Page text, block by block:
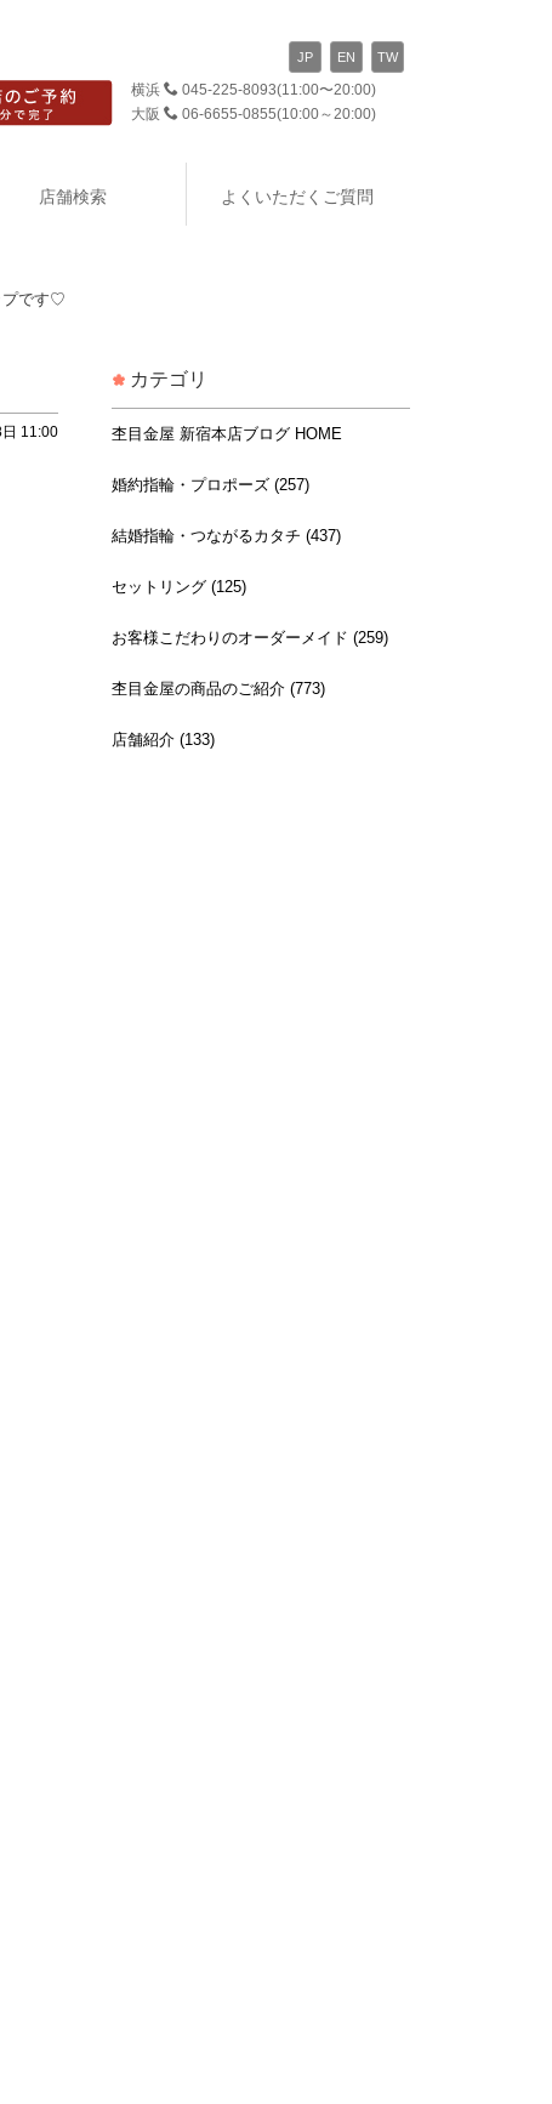
横浜 045-225-8093(11:00〜20:00)
大阪
06-6655-0855(10:00～20:00)
JP EN TW
店舗検索 よくいただくご質問
プです♡
11:00
カテゴリ
杢目金屋 新宿本店ブログ HOME
婚約指輪・プロポーズ (257)
結婚指輪・つながるカタチ (437)
セットリング (125)
お客様こだわりのオーダーメイド (259)
杢目金屋の商品のご紹介 (773)
店舗紹介 (133)